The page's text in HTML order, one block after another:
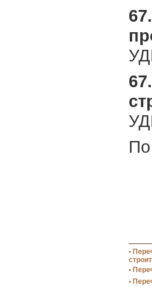
•
•
•